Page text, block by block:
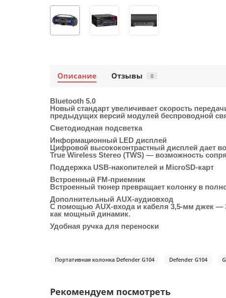
Описание Отзывы 0
Bluetooth 5.0
Новый стандарт увеличивает скорость
предыдущих версий модулей беспроводной
Светодиодная подсветка
Информационный LED дисплей
Цифровой высококонтрастный дисплей дает
True Wireless Stereo (TWS) — возможность
Поддержка USB-накопителей и MicroSD-карт
Встроенный FM-приемник
Встроенный тюнер превращает колонку в
Дополнительный AUX-аудиовход
С помощью AUX-входа и кабеля 3,5-мм джек —
как мощный динамик.
Удобная ручка для переноски
Портативная колонка Defender G104 Defender G104
Рекомендуем посмотреть